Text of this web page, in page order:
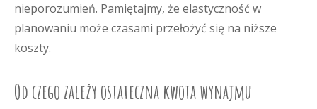
nieporozumień. Pamiętajmy, że elastyczność w
planowaniu może czasami przełożyć się na niższe
koszty.
Od czego zależy ostateczna kwota wynajmu